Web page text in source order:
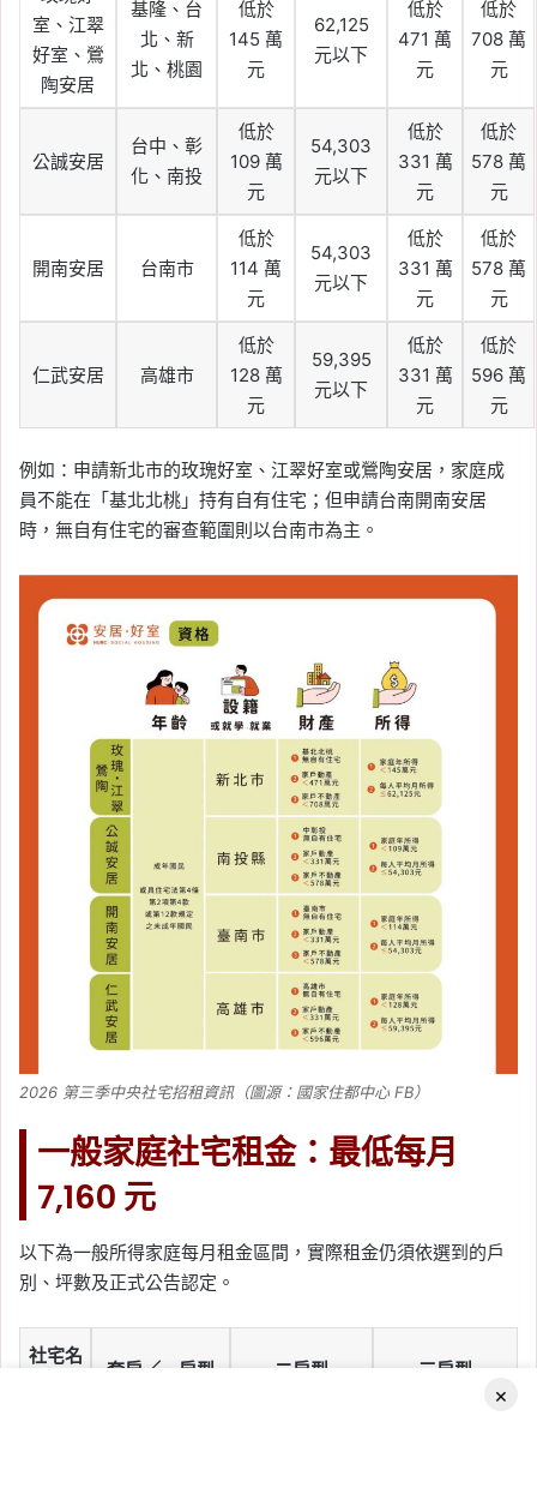
室、江翠
好室、鶯
陶安居
基隆、台
北、新
北、桃園
低於
145 萬
元
62,125
元以下
低於
471 萬
元
低於
708 萬
元
公誠安居
台中、彰
化、南投
低於
109 萬
元
54,303
元以下
低於
331 萬
元
低於
578 萬
元
開南安居 台南市
低於
114 萬
元
54,303
元以下
低於
331 萬
元
低於
578 萬
元
仁武安居 高雄市
低於
128 萬
元
59,395
元以下
低於
331 萬
元
低於
596 萬
元
例如：申請新北市的玫瑰好室、江翠好室或鶯陶安居，家庭成
員不能在「基北北桃」持有自有住宅；但申請台南開南安居
時，無自有住宅的審查範圍則以台南市為主。
2026 第三季中央社宅招租資訊（圖源：國家住都中心 FB）
一般家庭社宅租金：最低每月
7,160 元
以下為一般所得家庭每月租金區間，實際租金仍須依選到的戶
別、坪數及正式公告認定。
社宅名
套房／一房型 二房型 三房型
×